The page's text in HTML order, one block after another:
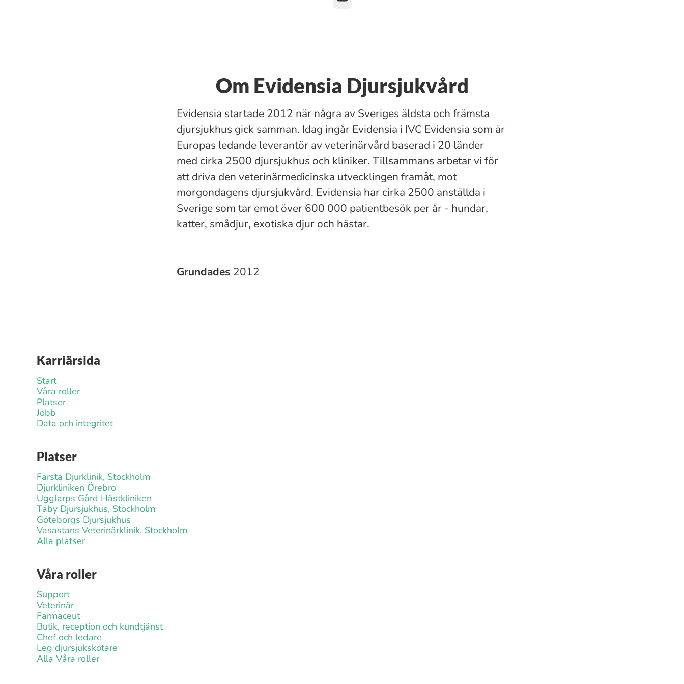
Om Evidensia Djursjukvård
Evidensia startade 2012 när några av Sveriges äldsta och främsta
djursjukhus gick samman. Idag ingår Evidensia i IVC Evidensia som är
Europas ledande leverantör av veterinärvård baserad i 20 länder
med cirka 2500 djursjukhus och kliniker. Tillsammans arbetar vi för
att driva den veterinärmedicinska utvecklingen framåt, mot
morgondagens djursjukvård. Evidensia har cirka 2500 anställda i
Sverige som tar emot över 600 000 patientbesök per år - hundar,
katter, smådjur, exotiska djur och hästar.
Grundades 2012
Karriärsida
Start
Våra roller
Platser
Jobb
Data och integritet
Platser
Farsta Djurklinik, Stockholm
Djurkliniken Örebro
Ugglarps Gård Hästkliniken
Täby Djursjukhus, Stockholm
Göteborgs Djursjukhus
Vasastans Veterinärklinik, Stockholm
Alla platser
Våra roller
Support
Veterinär
Farmaceut
Butik, reception och kundtjänst
Chef och ledare
Leg djursjukskötare
Alla Våra roller